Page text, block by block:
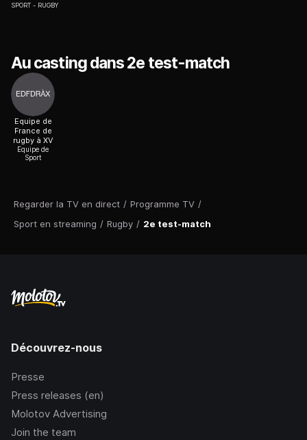
Regarder la TV en direct / Programme TV /
Sport en streaming / Rugby / 2e test-match
SPORT RUGBY
Au casting dans 2e test-match
Equipe de
France de
rugby à XV
Equipe de
Sport
Découvrez-nous
Presse
Press releases (en)
Molotov Advertising
Join the team